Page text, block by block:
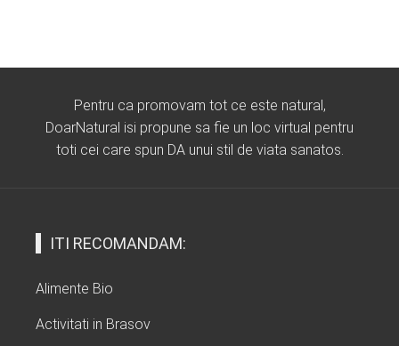
Pentru ca promovam tot ce este natural,
DoarNatural isi propune sa fie un loc virtual pentru
toti cei care spun DA unui stil de viata sanatos.
ITI RECOMANDAM:
Alimente Bio
Activitati in Brasov